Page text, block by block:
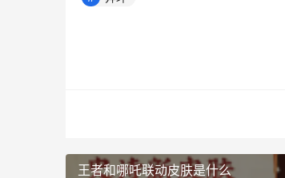
王者和哪吒联动皮肤是什么